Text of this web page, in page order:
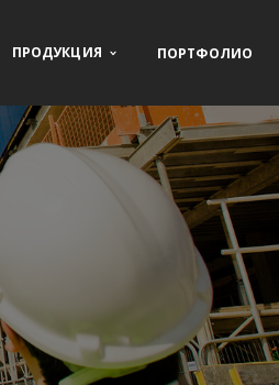
СОЛНЕЧНАЯ
ВЕТРОЭНЕРГЕТИКА
ГЕОТЕРМАЛЬНАЯ
ЭКО ДОМ
ПРОДУКЦИЯ ПОРТФОЛИО